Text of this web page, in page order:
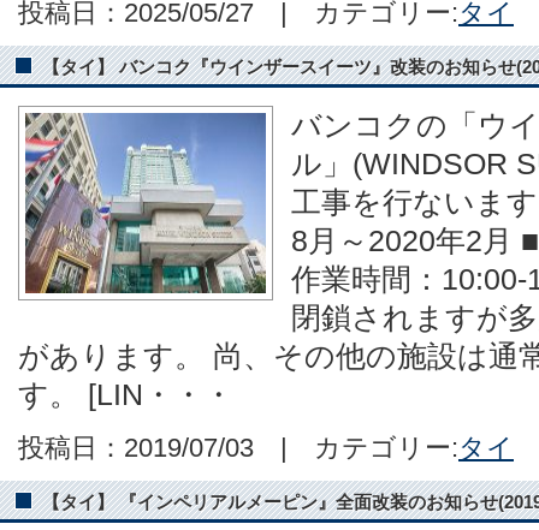
投稿日：2025/05/27 | カテゴリー: タイ
【タイ】 バンコク『ウインザースイーツ』改装のお知らせ
バンコクの「ウ
ル」(WINDSOR
工事を行ないま
8月～2020年2月
作業時間：
閉鎖されますが
があります。 尚、その他の施設は通
す。 [LIN・・・
投稿日：2019/07/03 | カテゴリー: タイ
【タイ】 『インペリアルメーピン』全面改装のお知らせ